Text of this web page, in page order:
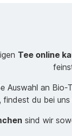
Tee online
Auswahl an
du bei
sind wir